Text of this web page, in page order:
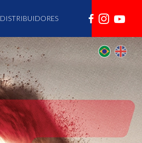
DISTRIBUIDORES